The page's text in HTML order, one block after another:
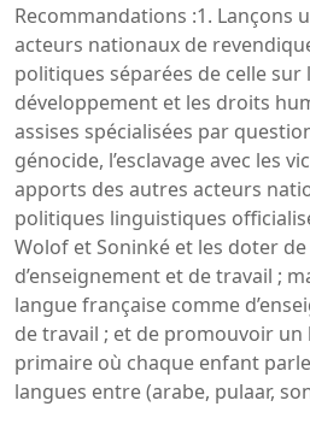
Recommandations :1. Lançons
acteurs nationaux de
politiques séparées de celle sur
développement et les droits
assises spécialisées par
génocide, l’esclavage avec les
apports des autres acteurs
politiques linguistiques
Wolof et Soninké et les doter
d’enseignement et de travail ;
langue française comme
de travail ; et de promouvoir un
primaire où chaque enfant
langues entre (arabe, pulaar,